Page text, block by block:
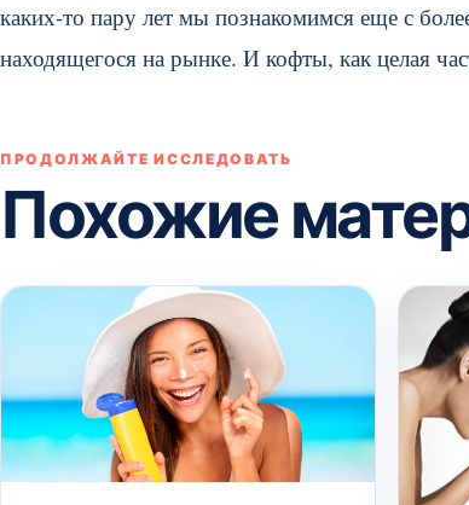
каких-то пару лет мы познакомимся еще с
находящегося на рынке. И кофты, как целая
ПРОДОЛЖАЙТЕ ИССЛЕДОВАТЬ
Похожие